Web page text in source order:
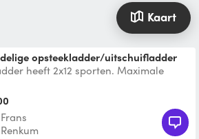
Kaart
opsteekladder/uitschuifladder
heeft 2x12 sporten. Maximale
Frans
Renkum